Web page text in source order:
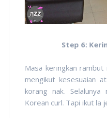
Step 6:
Masa keringkan
mengikut kesesuaian
korang nak.
Korean curl. Tapi ikut la